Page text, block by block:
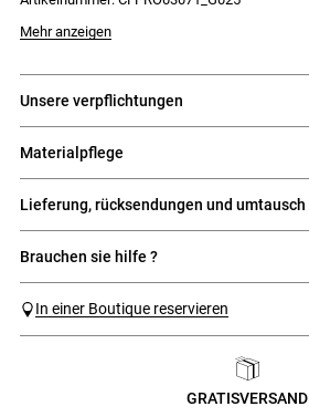
Mehr anzeigen
unsere verpflichtungen
materialpflege
lieferung, rücksendungen und umtausch
brauchen sie hilfe ?
In einer Boutique reservieren
GRATISVERSAND